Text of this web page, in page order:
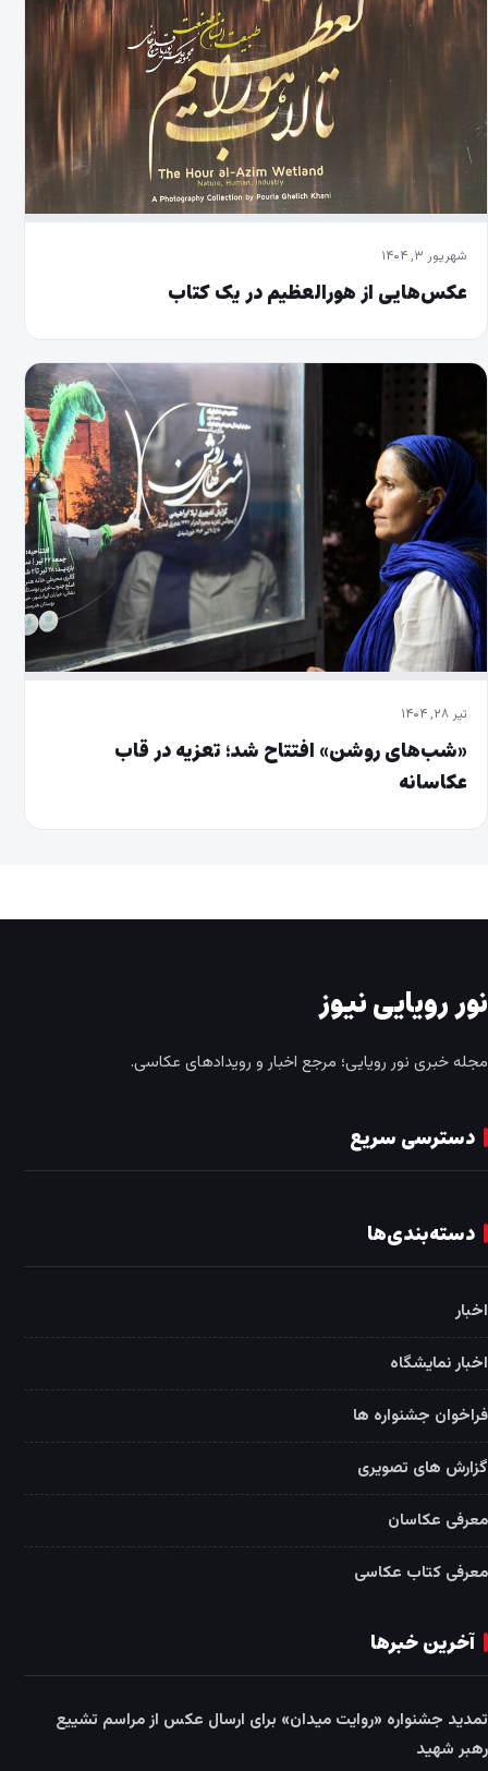
شهریور ۳, ۱۴۰۴
عکس‌هایی از هورالعظیم در یک کتاب
تیر ۲۸, ۱۴۰۴
«شب‌های روشن» افتتاح شد؛ تعزیه در قاب
عکاسانه
نور رویایی نیوز
مجله خبری نور رویایی؛ مرجع اخبار و رویدادهای عکاسی.
دسترسی سریع
دسته‌بندی‌ها
اخبار
اخبار نمایشگاه
فراخوان جشنواره ها
گزارش های تصویری
معرفی عکاسان
معرفی کتاب عکاسی
آخرین خبرها
تمدید جشنواره «روایت میدان» برای ارسال عکس از مراسم تشییع
رهبر شهید